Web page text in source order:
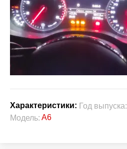
Характеристики: Год выпуска:
Модель: A6